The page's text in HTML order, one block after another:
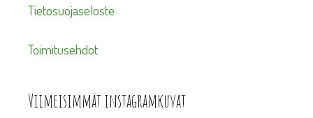
Tietosuojaseloste
Toimitusehdot
Viimeisimmät instagramkuvat